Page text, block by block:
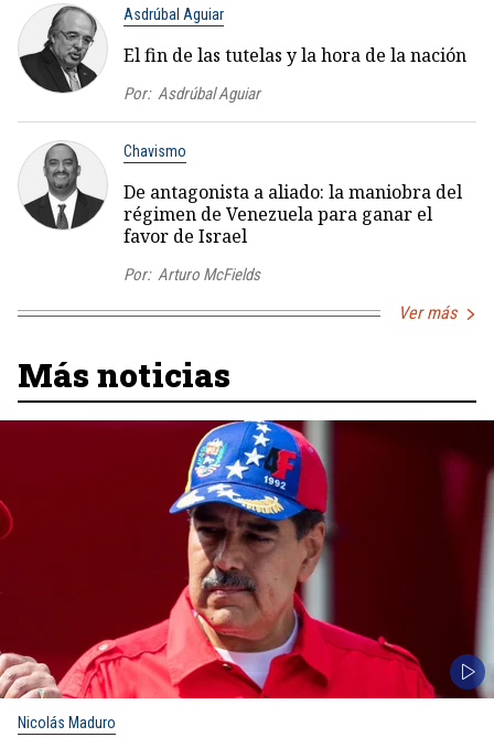
Asdrúbal Aguiar
El fin de las tutelas y la hora de la nación
Por: Asdrúbal Aguiar
Chavismo
De antagonista a aliado: la maniobra del
régimen de Venezuela para ganar el
favor de Israel
Por: Arturo McFields
Ver más
Más noticias
Nicolás Maduro